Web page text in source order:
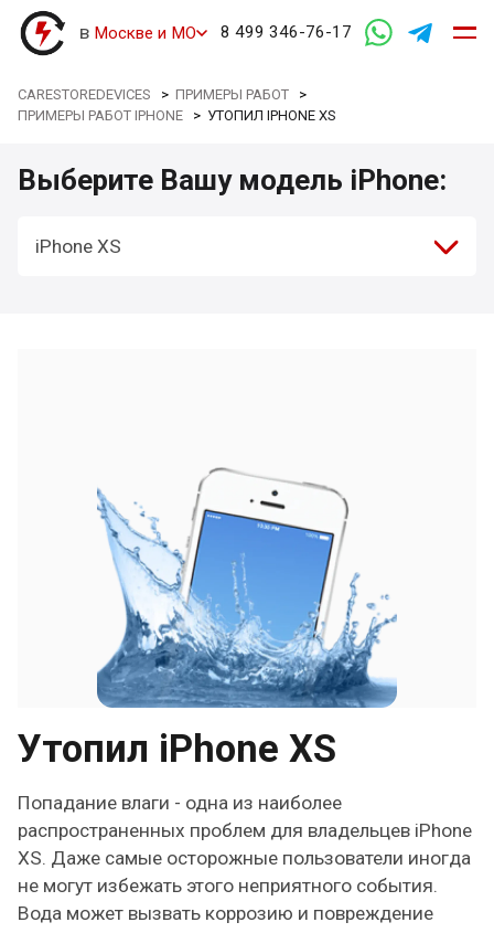
в Москве и МО 8 499 346-76-17
CARESTOREDEVICES >ПРИМЕРЫ РАБОТ >
ПРИМЕРЫ РАБОТ IPHONE > УТОПИЛ IPHONE XS
Выберите Вашу модель iPhone:
iPhone XS
Утопил iPhone XS
Попадание влаги - одна из наиболее
распространенных проблем для владельцев iPhone
XS. Даже самые осторожные пользователи иногда
не могут избежать этого неприятного события.
Вода может вызвать коррозию и повреждение